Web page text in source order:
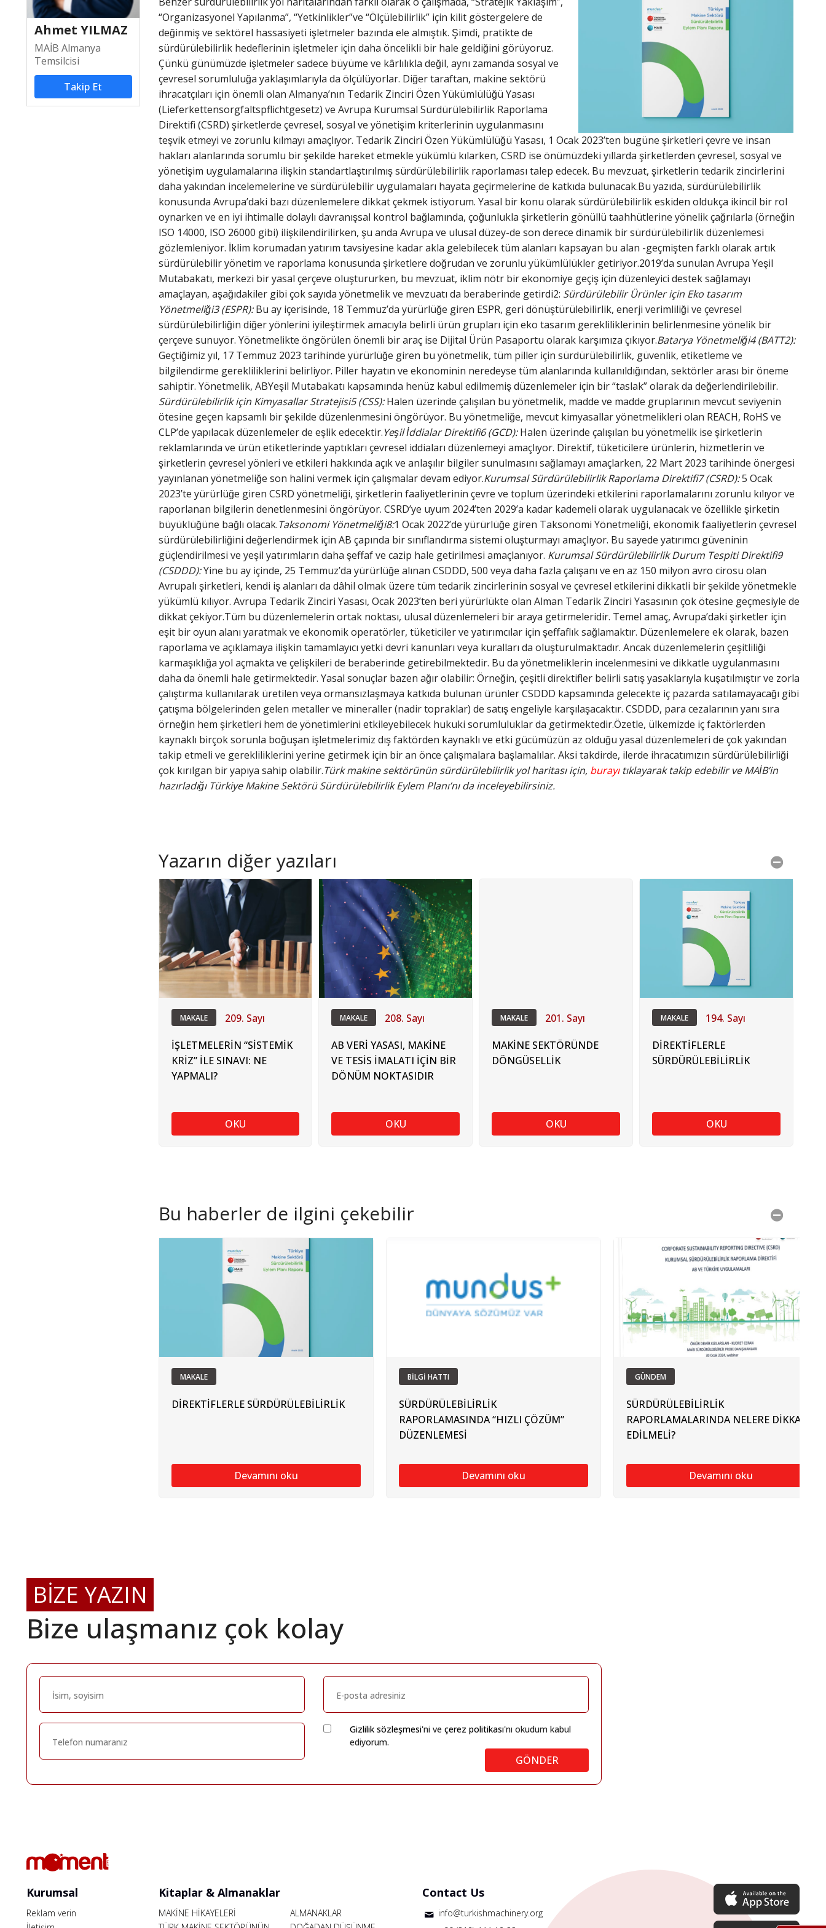
Ahmet YILMAZ
MAİB Almanya
Temsilcisi
Takip Et
“Organizasyonel Yapılanma”, “Yetkinlikler”ve “Ölçülebilirlik” için kilit göstergelere de
değinmiş ve sektörel hassasiyeti işletmeler bazında ele almıştık. Şimdi, pratikte de
sürdürülebilirlik hedeflerinin işletmeler için daha öncelikli bir hale geldiğini görüyoruz.
Çünkü günümüzde işletmeler sadece büyüme ve kârlılıkla değil, aynı zamanda sosyal ve
çevresel sorumluluğa yaklaşımlarıyla da ölçülüyorlar. Diğer taraftan, makine sektörü
ihracatçıları için önemli olan Almanya’nın Tedarik Zinciri Özen Yükümlülüğü Yasası
(Lieferkettensorgfaltspflichtgesetz) ve Avrupa Kurumsal Sürdürülebilirlik Raporlama
Direktifi (CSRD) şirketlerde çevresel, sosyal ve yönetişim kriterlerinin uygulanmasını
teşvik etmeyi ve zorunlu kılmayı amaçlıyor. Tedarik Zinciri Özen Yükümlülüğü Yasası, 1 Ocak 2023’ten bugüne şirketleri çevre ve insan
hakları alanlarında sorumlu bir şekilde hareket etmekle yükümlü kılarken, CSRD ise önümüzdeki yıllarda şirketlerden çevresel, sosyal ve
yönetişim uygulamalarına ilişkin standartlaştırılmış sürdürülebilirlik raporlaması talep edecek. Bu mevzuat, şirketlerin tedarik zincirlerini
daha yakından incelemelerine ve sürdürülebilir uygulamaları hayata geçirmelerine de katkıda bulunacak.Bu yazıda, sürdürülebilirlik
konusunda Avrupa’daki bazı düzenlemelere dikkat çekmek istiyorum. Yasal bir konu olarak sürdürülebilirlik eskiden oldukça ikincil bir rol
oynarken ve en iyi ihtimalle dolaylı davranışsal kontrol bağlamında, çoğunlukla şirketlerin gönüllü taahhütlerine yönelik çağrılarla (örneğin
ISO 14000, ISO 26000 gibi) ilişkilendirilirken, şu anda Avrupa ve ulusal düzey-de son derece dinamik bir sürdürülebilirlik düzenlemesi
gözlemleniyor. İklim korumadan yatırım tavsiyesine kadar akla gelebilecek tüm alanları kapsayan bu alan -geçmişten farklı olarak artık
sürdürülebilir yönetim ve raporlama konusunda şirketlere doğrudan ve zorunlu yükümlülükler getiriyor.2019’da sunulan Avrupa Yeşil
Mutabakatı, merkezi bir yasal çerçeve oluştururken, bu mevzuat, iklim nötr bir ekonomiye geçiş için düzenleyici destek sağlamayı
amaçlayan, aşağıdakiler gibi çok sayıda yönetmelik ve mevzuatı da beraberinde getirdi2: Sürdürülebilir Ürünler için Eko tasarım
Yönetmeliği3 (ESPR):Bu ay içerisinde, 18 Temmuz’da yürürlüğe giren ESPR, geri dönüştürülebilirlik, enerji verimliliği ve çevresel
sürdürülebilirliğin diğer yönlerini iyileştirmek amacıyla belirli ürün grupları için eko tasarım gerekliliklerinin belirlenmesine yönelik bir
çerçeve sunuyor. Yönetmelikte öngörülen önemli bir araç ise Dijital Ürün Pasaportu olarak karşımıza çıkıyor.Batarya Yönetmeliği4 (BATT2):
Geçtiğimiz yıl, 17 Temmuz 2023 tarihinde yürürlüğe giren bu yönetmelik, tüm piller için sürdürülebilirlik, güvenlik, etiketleme ve
bilgilendirme gerekliliklerini belirliyor. Piller hayatın ve ekonominin neredeyse tüm alanlarında kullanıldığından, sektörler arası bir öneme
sahiptir. Yönetmelik, ABYeşil Mutabakatı kapsamında henüz kabul edilmemiş düzenlemeler için bir “taslak” olarak da değerlendirilebilir.
Sürdürülebilirlik için Kimyasallar Stratejisi5 (CSS):Halen üzerinde çalışılan bu yönetmelik, madde ve madde gruplarının mevcut seviyenin
ötesine geçen kapsamlı bir şekilde düzenlenmesini öngörüyor. Bu yönetmeliğe, mevcut kimyasallar yönetmelikleri olan REACH, RoHS ve
CLP’de yapılacak düzenlemeler de eşlik edecektir.Yeşil İddialar Direktifi6 (GCD):Halen üzerinde çalışılan bu yönetmelik ise şirketlerin
reklamlarında ve ürün etiketlerinde yaptıkları çevresel iddiaları düzenlemeyi amaçlıyor. Direktif, tüketicilere ürünlerin, hizmetlerin ve
şirketlerin çevresel yönleri ve etkileri hakkında açık ve anlaşılır bilgiler sunulmasını sağlamayı amaçlarken, 22 Mart 2023 tarihinde önergesi
yayınlanan yönetmeliğe son halini vermek için çalışmalar devam ediyor.Kurumsal Sürdürülebilirlik Raporlama Direktifi7 (CSRD):5 Ocak
2023’te yürürlüğe giren CSRD yönetmeliği, şirketlerin faaliyetlerinin çevre ve toplum üzerindeki etkilerini raporlamalarını zorunlu kılıyor ve
raporlanan bilgilerin denetlenmesini öngörüyor. CSRD’ye uyum 2024’ten 2029’a kadar kademeli olarak uygulanacak ve özellikle şirketin
büyüklüğüne bağlı olacak.Taksonomi Yönetmeliği8:1 Ocak 2022’de yürürlüğe giren Taksonomi Yönetmeliği, ekonomik faaliyetlerin çevresel
sürdürülebilirliğini değerlendirmek için AB çapında bir sınıflandırma sistemi oluşturmayı amaçlıyor. Bu sayede yatırımcı güveninin
güçlendirilmesi ve yeşil yatırımların daha şeffaf ve cazip hale getirilmesi amaçlanıyor. Kurumsal Sürdürülebilirlik Durum Tespiti Direktifi9
(CSDDD):Yine bu ay içinde, 25 Temmuz’da yürürlüğe alınan CSDDD, 500 veya daha fazla çalışanı ve en az 150 milyon avro cirosu olan
Avrupalı şirketleri, kendi iş alanları da dâhil olmak üzere tüm tedarik zincirlerinin sosyal ve çevresel etkilerini dikkatli bir şekilde yönetmekle
yükümlü kılıyor. Avrupa Tedarik Zinciri Yasası, Ocak 2023’ten beri yürürlükte olan Alman Tedarik Zinciri Yasasının çok ötesine geçmesiyle de
dikkat çekiyor.Tüm bu düzenlemelerin ortak noktası, ulusal düzenlemeleri bir araya getirmeleridir. Temel amaç, Avrupa’daki şirketler için
eşit bir oyun alanı yaratmak ve ekonomik operatörler, tüketiciler ve yatırımcılar için şeffaflık sağlamaktır. Düzenlemelere ek olarak, bazen
raporlama ve açıklamaya ilişkin tamamlayıcı yetki devri kanunları veya kuralları da oluşturulmaktadır. Ancak düzenlemelerin çeşitliliği
karmaşıklığa yol açmakta ve çelişkileri de beraberinde getirebilmektedir. Bu da yönetmeliklerin incelenmesini ve dikkatle uygulanmasını
daha da önemli hale getirmektedir. Yasal sonuçlar bazen ağır olabilir: Örneğin, çeşitli direktifler belirli satış yasaklarıyla kuşatılmıştır ve zorla
çalıştırma kullanılarak üretilen veya ormansızlaşmaya katkıda bulunan ürünler CSDDD kapsamında gelecekte iç pazarda satılamayacağı gibi
çatışma bölgelerinden gelen metaller ve mineraller (nadir topraklar) de satış engeliyle karşılaşacaktır. CSDDD, para cezalarının yanı sıra
örneğin hem şirketleri hem de yönetimlerini etkileyebilecek hukuki sorumluluklar da getirmektedir.Özetle, ülkemizde iç faktörlerden
kaynaklı birçok sorunla boğuşan işletmelerimiz dış faktörden kaynaklı ve etki gücümüzün az olduğu yasal düzenlemeleri de çok yakından
takip etmeli ve gerekliliklerini yerine getirmek için bir an önce çalışmalara başlamalılar. Aksi takdirde, ilerde ihracatımızın sürdürülebilirliği
çok kırılgan bir yapıya sahip olabilir.Türk makine sektörünün sürdürülebilirlik yol haritası için, burayıtıklayarak takip edebilir ve MAİB’in
hazırladığı Türkiye Makine Sektörü Sürdürülebilirlik Eylem Planı’nı da inceleyebilirsiniz.
Yazarın diğer yazıları
MAKALE 209. Sayı
İŞLETMELERİN “SİSTEMİK
KRİZ” İLE SINAVI: NE
YAPMALI?
OKU
MAKALE 208. Sayı
AB VERİ YASASI, MAKİNE
VE TESİS İMALATI İÇİN BİR
DÖNÜM NOKTASIDIR
OKU
MAKALE 201. Sayı
MAKİNE SEKTÖRÜNDE
DÖNGÜSELLİK
OKU
MAKALE 194. Sayı
DİREKTİFLERLE
SÜRDÜRÜLEBİLİRLİK
OKU
Bu haberler de ilgini çekebilir
MAKALE
DİREKTİFLERLE SÜRDÜRÜLEBİLİRLİK
Devamını oku
BİLGİ HATTI
SÜRDÜRÜLEBİLİRLİK
RAPORLAMASINDA “HIZLI ÇÖZÜM”
DÜZENLEMESİ
Devamını oku
GÜNDEM
SÜRDÜRÜLEBİLİRLİK
RAPORLAMALARINDA NELERE DİKKAT
EDİLMELİ?
Devamını oku
BİZE YAZIN
Bize ulaşmanız çok kolay
Gizlilik sözleşmesi'ni ve çerez politikası'nı okudum kabul
ediyorum.
GÖNDER
Kurumsal
Reklam verin
Kitaplar & Almanaklar
MAKİNE HİKAYELERİ
ALMANAKLAR
Contact Us
info@turkishmachinery.org